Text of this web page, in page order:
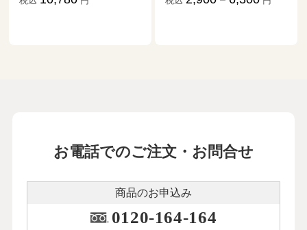
お電話でのご注文・お問合せ
商品のお申込み
0120-164-164